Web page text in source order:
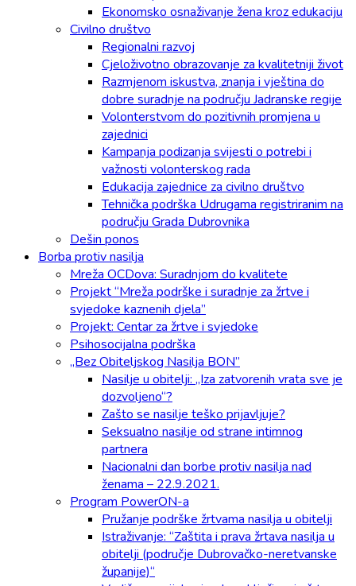
Ekonomsko osnaživanje žena kroz edukaciju
Civilno društvo
Regionalni razvoj
Cjeloživotno obrazovanje za kvalitetniji život
Razmjenom iskustva, znanja i vještina do
dobre suradnje na području Jadranske regije
Volonterstvom do pozitivnih promjena u
zajednici
Kampanja podizanja svijesti o potrebi i
važnosti volonterskog rada
Edukacija zajednice za civilno društvo
Tehnička podrška Udrugama registriranim na
području Grada Dubrovnika
Dešin ponos
Borba protiv nasilja
Mreža OCDova: Suradnjom do kvalitete
Projekt “Mreža podrške i suradnje za žrtve i
svjedoke kaznenih djela”
Projekt: Centar za žrtve i svjedoke
Psihosocijalna podrška
„Bez Obiteljskog Nasilja BON”
Nasilje u obitelji: „Iza zatvorenih vrata sve je
dozvoljeno“?
Zašto se nasilje teško prijavljuje?
Seksualno nasilje od strane intimnog
partnera
Nacionalni dan borbe protiv nasilja nad
ženama – 22.9.2021.
Program PowerON-a
Pružanje podrške žrtvama nasilja u obitelji
Istraživanje: “Zaštita i prava žrtava nasilja u
obitelji (područje Dubrovačko-neretvanske
županije)“